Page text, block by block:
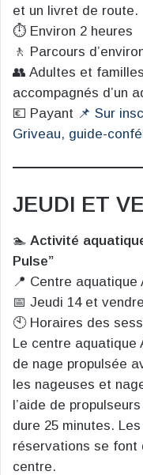
et un livret de route.
⏱️ Environ 2 heures
🚶 Parcours
👥 Adultes et
accompagnés d’un
💶 Payant 📌 Sur
Griveau, guide-
JEUDI ET
🏊 Activité
Pulse”
📍 Centre aquatique
📅 Jeudi 14 et
🕙 Horaires des
Le centre aquatique
de nage propulsée
les nageuses et
l’aide de
dure 25 minutes.
réservations se font
centre.